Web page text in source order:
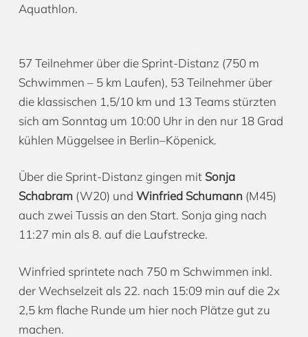
Aquathlon.
57 Teilnehmer über die Sprint-Distanz (750 m
Schwimmen – 5 km Laufen), 53 Teilnehmer über
die klassischen 1,5/10 km und 13 Teams stürzten
sich am Sonntag um 10:00 Uhr in den nur 18 Grad
kühlen Müggelsee in Berlin–Köpenick.
Über die Sprint-Distanz gingen mit Sonja
Schabram (W20) und Winfried Schumann(M45)
auch zwei Tussis an den Start. Sonja ging nach
11:27 min als 8. auf die Laufstrecke.
Winfried sprintete nach 750 m Schwimmen inkl.
der Wechselzeit als 22. nach 15:09 min auf die 2x
2,5 km flache Runde um hier noch Plätze gut zu
machen.